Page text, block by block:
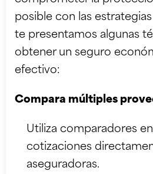
posible con las
te presentamos algunas
obtener un seguro
efectivo:
Compara múltiples
Utiliza comparadores
cotizaciones
aseguradoras.